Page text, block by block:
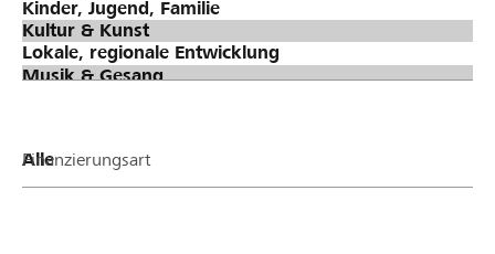
Finanzierungsart